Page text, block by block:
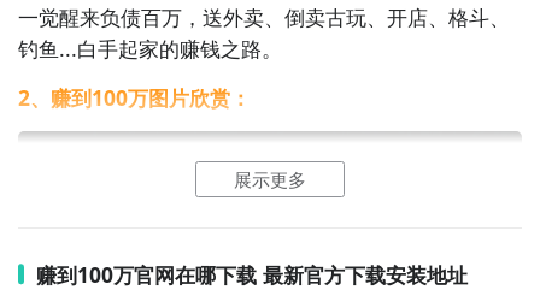
一觉醒来负债百万，送外卖、倒卖古玩、开店、格斗、
钓鱼...白手起家的赚钱之路。
2、赚到100万图片欣赏：
展示更多
赚到100万官网在哪下载 最新官方下载安装地址